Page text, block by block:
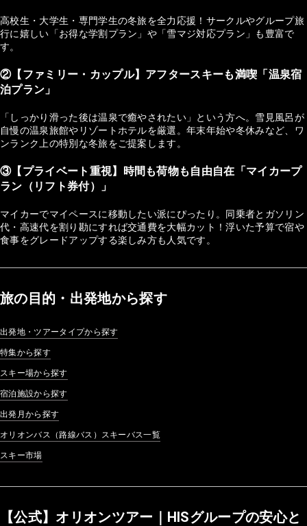
高校生・大学生・専門学生の冬旅を全力応援！サークルやグループ旅
行に嬉しい「お得な学割プラン」や「雪マジ対応プラン」も豊富で
す。
②【ファミリー・カップル】アフタースキーも満喫「温泉宿
泊プラン」
「しっかり滑った後は温泉で癒やされたい」という方へ。雪見風呂が
自慢の温泉旅館やリゾートホテルを厳選。年末年始や冬休みなど、ワ
ンランク上の特別な冬旅をご提案します。
③【プライベート重視】時間も荷物も自由自在「マイカープ
ラン（リフト券付）」
マイカーでマイペースに移動したい派にぴったり。同乗者とガソリン
代・高速代を割り勘にすれば交通費を大幅カット！浮いた予算で宿や
食事をグレードアップする楽しみ方も人気です。
旅の目的・出発地から探す
出発地・ツアータイプから探す
特集から探す
スキー場から探す
宿泊施設から探す
出発月から探す
オリオンバス（路線バス）スキーバス一覧
スキー市場
【公式】オリオンツアー｜HISグループの安心と